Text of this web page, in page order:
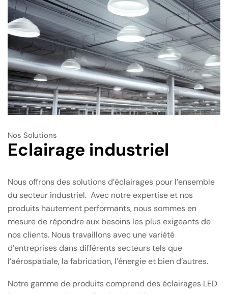
Nos Solutions
Eclairage industriel
Nous offrons des solutions d’éclairages pour l’ensemble
du secteur industriel. Avec notre expertise et nos
produits hautement performants, nous sommes en
mesure de répondre aux besoins les plus exigeants de
nos clients. Nous travaillons avec une variété
d’entreprises dans différents secteurs tels que
l’aérospatiale, la fabrication, l’énergie et bien d’autres.
Notre gamme de produits comprend des éclairages LED